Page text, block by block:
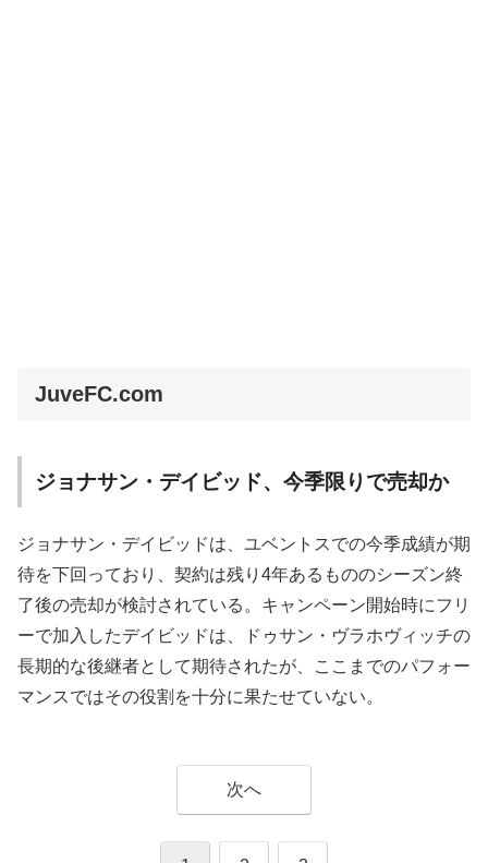
JuveFC.com
ジョナサン・デイビッド、今季限りで売却か
ジョナサン・デイビッドは、ユベントスでの今季成績が期
待を下回っており、契約は残り4年あるもののシーズン終
了後の売却が検討されている。キャンペーン開始時にフリ
ーで加入したデイビッドは、ドゥサン・ヴラホヴィッチの
長期的な後継者として期待されたが、ここまでのパフォー
マンスではその役割を十分に果たせていない。
次へ